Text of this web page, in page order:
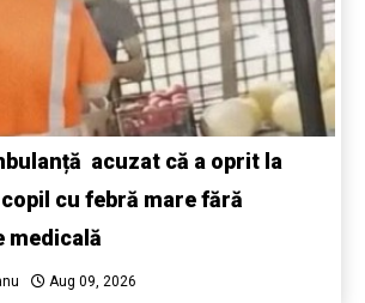
acuzat că a oprit la
cu febră mare fără
medicală
Aug 09, 2026